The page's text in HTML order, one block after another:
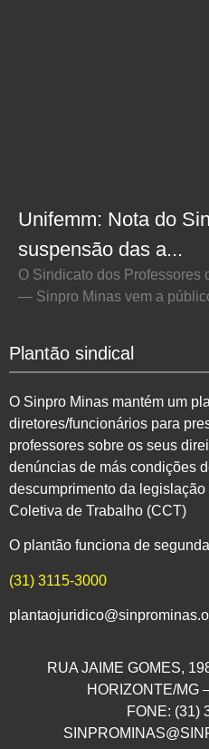
Unifemm: Nota do
suspensão das a...
O Sindicato dos Professores
— Sinpro Minas vem a
Plantão sindical
O Sinpro Minas mantém um
diretores/funcionários para
professores sobre os seus
denúncias de más condições
descumprimento da
Coletiva de Trabalho (CCT)
O plantão funciona de
(31) 3115-3000
RUA JAIME GOMES,
HORIZONTE/MG
FONE: (31)